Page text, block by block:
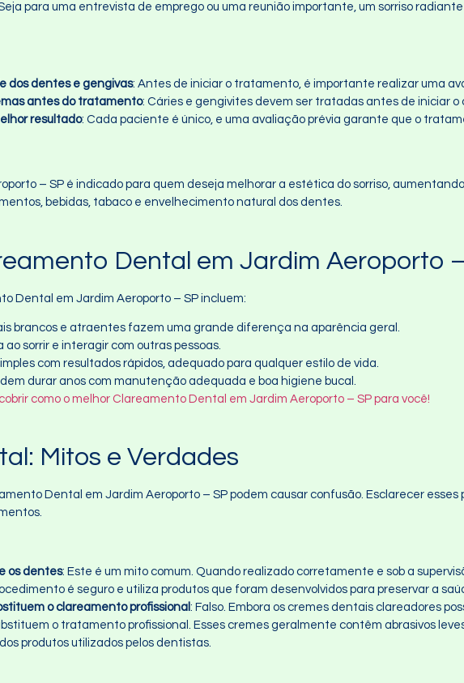
para uma entrevista de emprego ou uma reunião importante, um sorriso
dos dentes e gengivas: Antes de iniciar o tratamento, é importante realizar uma
antes do tratamento: Cáries e gengivites devem ser tratadas antes de iniciar o
resultado: Cada paciente é único, e uma avaliação prévia garante que o
– SP é indicado para quem deseja melhorar a estética do sorriso,
bebidas, tabaco e envelhecimento natural dos dentes.
Dental em Jardim Aeroporto
Dental em Jardim Aeroporto – SP incluem:
brancos e atraentes fazem uma grande diferença na aparência geral.
ao sorrir e interagir com outras pessoas.
com resultados rápidos, adequado para qualquer estilo de vida.
durar anos com manutenção adequada e boa higiene bucal.
como o melhor Clareamento Dental em Jardim Aeroporto – SP para você!
Mitos e Verdades
Dental em Jardim Aeroporto – SP podem causar confusão. Esclarecer
os dentes: Este é um mito comum. Quando realizado corretamente e sob a
é seguro e utiliza produtos que foram desenvolvidos para preservar a
o clareamento profissional : Falso. Embora os cremes dentais clareadores
o tratamento profissional. Esses cremes geralmente contêm abrasivos
produtos utilizados pelos dentistas.